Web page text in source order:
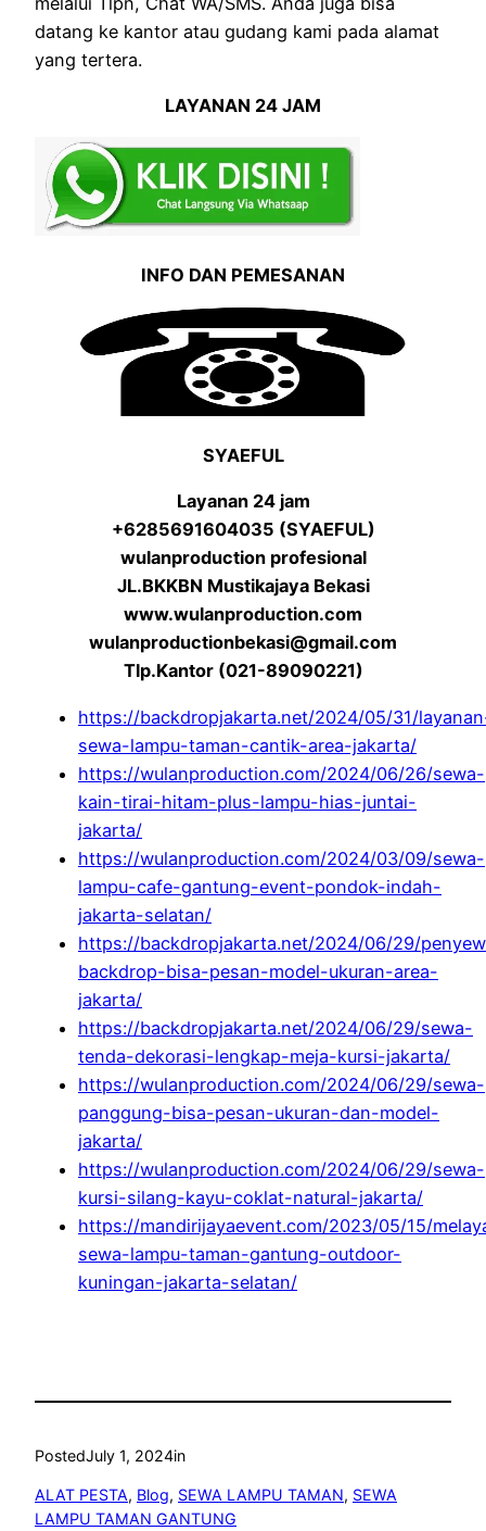
datang ke kantor atau gudang kami pada alamat
yang tertera.
LAYANAN 24 JAM
INFO DAN PEMESANAN
SYAEFUL
Layanan 24 jam
+6285691604035 (SYAEFUL)
wulanproduction profesional
JL.BKKBN Mustikajaya Bekasi
www.wulanproduction.com
wulanproductionbekasi@gmail.com
Tlp.Kantor (021-89090221)
https://backdropjakarta.net/2024/05/31/
sewa-lampu-taman-cantik-area-jakarta/
https://wulanproduction.com/2024/06/26/sewa-
kain-tirai-hitam-plus-lampu-hias-juntai-
jakarta/
https://wulanproduction.com/2024/03/09/sewa-
lampu-cafe-gantung-event-pondok-indah-
jakarta-selatan/
https://backdropjakarta.net/2024/06/29/
backdrop-bisa-pesan-model-ukuran-area-
jakarta/
https://backdropjakarta.net/2024/06/29/sewa-
tenda-dekorasi-lengkap-meja-kursi-jakarta/
https://wulanproduction.com/2024/06/29/sewa-
panggung-bisa-pesan-ukuran-dan-model-
jakarta/
https://wulanproduction.com/2024/06/29/sewa-
kursi-silang-kayu-coklat-natural-jakarta/
https://mandirijayaevent.com/2023/05/15/
sewa-lampu-taman-gantung-outdoor-
kuningan-jakarta-selatan/
PostedJuly 1, 2024in
ALAT PESTA, Blog, SEWA LAMPU TAMAN, SEWA
LAMPU TAMAN GANTUNG